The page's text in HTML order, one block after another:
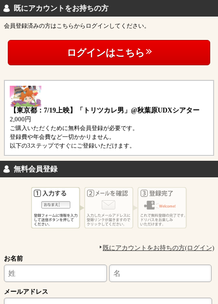
既にアカウントをお持ちの方
会員登録済みの方はこちらからログインしてください。
ログインはこちら
【東京都：7/19上映】「トリツカレ男」@秋葉原UDXシアター
2,000円
ご購入いただくために無料会員登録が必要です。
登録費や年会費など一切かかりません。
以下の3ステップですぐにご登録いただけます。
無料会員登録
既にアカウントをお持ちの方(ログイン)
お名前
メールアドレス